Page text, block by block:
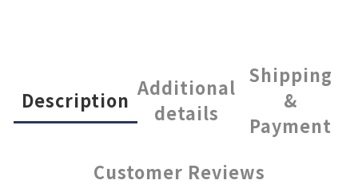
Description
Additional
details
Shipping
&
Payment
Customer Reviews